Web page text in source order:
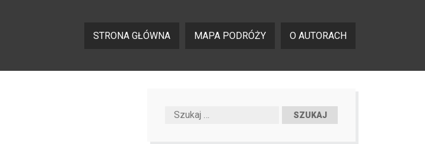
STRONA GŁÓWNA MAPA PODRÓŻY O AUTORACH